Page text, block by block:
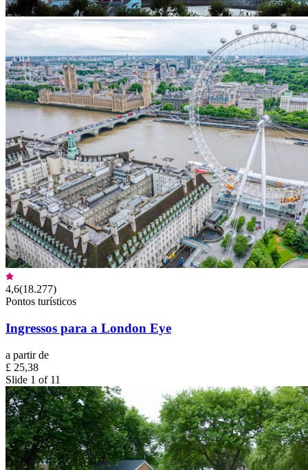
4,6(18.277)
Pontos turísticos
Ingressos para a London Eye
a partir de
£ 25,38
Slide 1 of 11